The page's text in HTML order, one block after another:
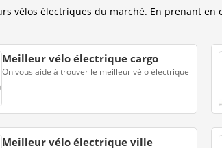
vélos électriques du marché. En prenant
Meilleur vélo électrique cargo
On vous aide à trouver le meilleur vélo électrique
Meilleur vélo électrique ville